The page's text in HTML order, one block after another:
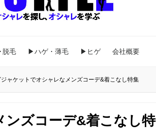
毛 ▶ハゲ・薄毛 ▶ヒゲ 会社概要
ャケットでオシャレなメンズコーデ&着こなし特集
ズコーデ&着こなし特